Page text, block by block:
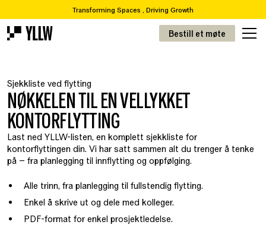
Transforming Spaces , Driving Growth
Abonnementsløsninger for kontorer, fra 49 kr/m 2
Abonnementsløsninger for kontorer, fra 49kr/m
Bestill et møte
Sjekkliste ved flytting
NØKKELEN TIL EN VELLYKKET
KONTORFLYTTING
Last ned YLLW-listen, en komplett sjekkliste for
kontorflyttingen din. Vi har satt sammen alt du trenger å tenke
på – fra planlegging til innflytting og oppfølging.
Alle trinn, fra planlegging til fullstendig flytting.
Enkel å skrive ut og dele med kolleger.
PDF-format for enkel prosjektledelse.